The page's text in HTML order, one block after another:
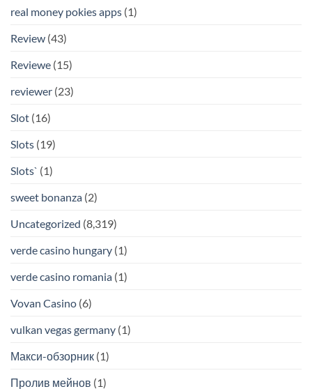
real money pokies apps (1)
Review (43)
Reviewe (15)
reviewer (23)
Slot (16)
Slots (19)
Slots` (1)
sweet bonanza (2)
Uncategorized (8,319)
verde casino hungary (1)
verde casino romania (1)
Vovan Casino (6)
vulkan vegas germany (1)
Макси-обзорник (1)
Пролив мейнов (1)